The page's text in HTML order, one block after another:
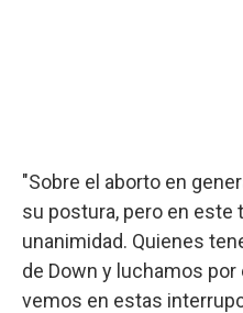
"Sobre el aborto en
su postura, pero en este
unanimidad. Quienes
de Down y luchamos
vemos en estas